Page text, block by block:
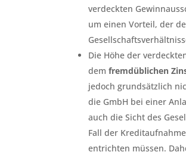
verdeckten
um einen Vorteil, der
Die Höhe der
demfremdüblichen
jedoch grundsätzlich
die GmbH bei einer
auch die Sicht des
Fall der
entrichten müssen.